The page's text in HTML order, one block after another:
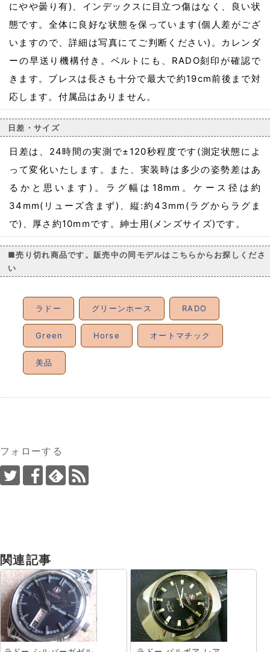
にやや曇り有)、インデックスに目立つ傷はなく、良い状
態です。全体に良好な状態を保っています(個人差がござ
いますので、詳細は写真にてご判断ください)。カレンダ
ーの早送り機構付き。ベルトにも、RADO刻印が確認で
きます。ブレスは長さも十分で最大で約19cm前後まで対
応します。付属品はありません。
日差・サイズ
日差は、24時間の実測で±120秒程度です(測定状態によ
って変化いたします。また、実装時は多少の姿勢差はあ
るかと思います)。ラグ幅は18mm。ケース径は約
34mm(リューズ含まず)、縦:約43mm(ラグからラグま
で)、厚さ約10mmです。紳士用(メンズサイズ)です。
■売り切れ商品です。販売中の同モデルはこちらからお探しくださ
い
ラドー グリーンホース RADO
Green Horse オートマチック
美品
フォローする
関連記事